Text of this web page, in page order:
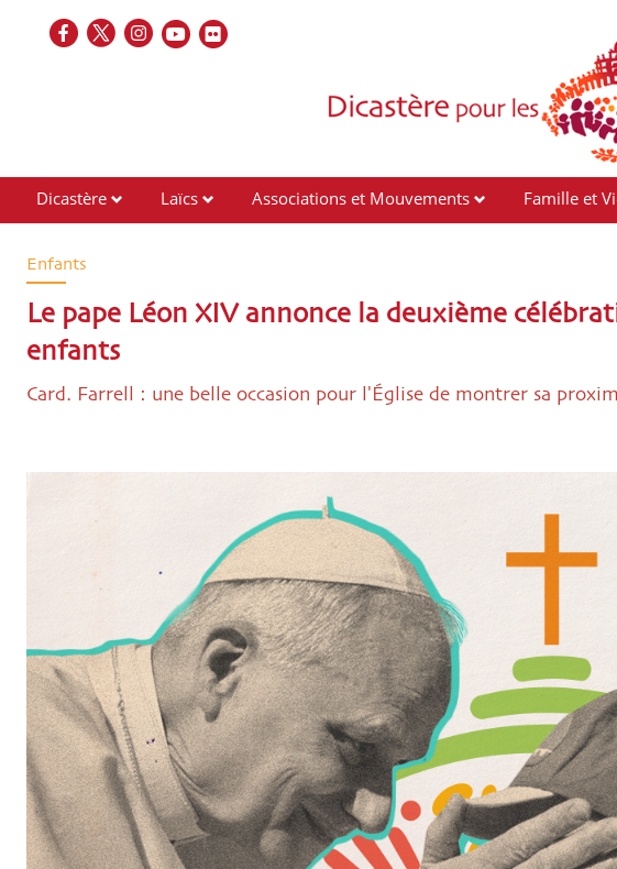
Dicastère Laïcs Associations et Mouvements Famille et
Enfants
Le pape Léon XIV annonce la deuxième
enfants
Card. Farrell : une belle occasion pour l'Église de montrer sa